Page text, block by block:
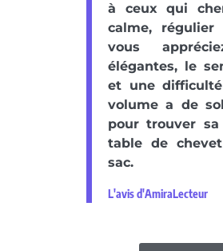
à ceux qui
calme,
vous
élégantes, le
et une
volume a de
pour trouver
table de
sac.
L'avis d'AmiraLecteur